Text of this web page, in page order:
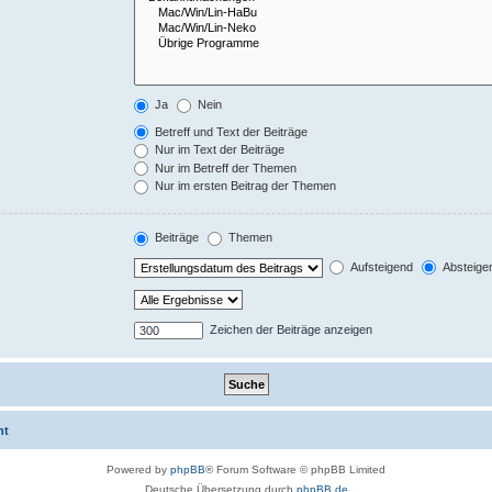
Ja Nein
Betreff und Text der Beiträge
Nur im Text der Beiträge
Nur im Betreff der Themen
Nur im ersten Beitrag der Themen
Beiträge Themen
Aufsteigend
Zeichen der Beiträge anzeigen
Powered by phpBB® Forum Software © phpBB Limited
Deutsche Übersetzung durch phpBB.de